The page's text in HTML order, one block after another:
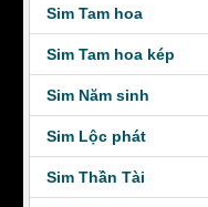
Sim Tam hoa
Sim Tam hoa kép
Sim Năm sinh
Sim Lộc phát
Sim Thần Tài